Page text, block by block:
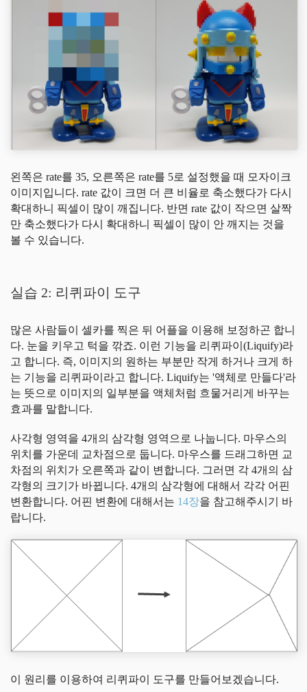
왼쪽은 rate를 35, 오른쪽은 rate를 5로 설정했을 때 모자이크
이미지입니다. rate 값이 크면 더 큰 비율로 축소했다가 다시
확대하니 픽셀이 많이 깨집니다. 반면 rate 값이 작으면 살짝
만 축소했다가 다시 확대하니 픽셀이 많이 안 깨지는 것을
볼 수 있습니다.
실습 2: 리퀴파이 도구
많은 사람들이 셀카를 찍은 뒤 어플을 이용해 보정하곤 합니
다. 눈을 키우고 턱을 깎죠. 이런 기능을 리퀴파이(Liquify)라
고 합니다. 즉, 이미지의 원하는 부분만 작게 하거나 크게 하
는 기능을 리퀴파이라고 합니다. Liquify는 '액체로 만들다'라
는 뜻으로 이미지의 일부분을 액체처럼 흐물거리게 바꾸는
효과를 말합니다.
사각형 영역을 4개의 삼각형 영역으로 나눕니다. 마우스의
위치를 가운데 교차점으로 둡니다. 마우스를 드래그하면 교
차점의 위치가 오른쪽과 같이 변합니다. 그러면 각 4개의 삼
각형의 크기가 바뀝니다. 4개의 삼각형에 대해서 각각 어핀
변환합니다. 어핀 변환에 대해서는 14장을 참고해주시기 바
랍니다.
이 원리를 이용하여 리퀴파이 도구를 만들어보겠습니다.